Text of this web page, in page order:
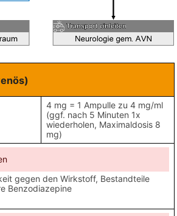
4 mg = 1 Ampulle zu 4 mg/ml
(ggf. nach 5 Minuten 1x
wiederholen, Maximaldosis 8
mg)
gegen den Wirkstoff, Bestandteile
Benzodiazepine